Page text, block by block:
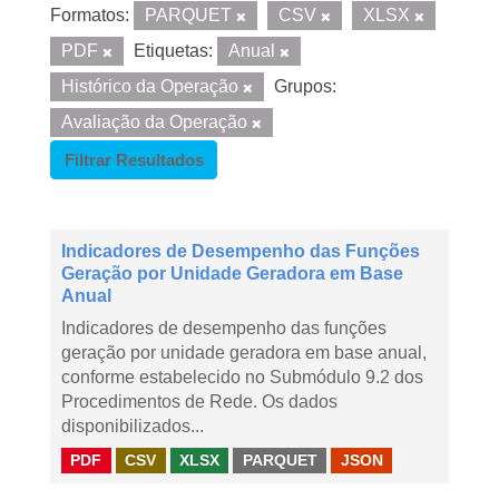
Formatos: PARQUET CSV
XLSX
PDF
Etiquetas:
Anual
Histórico da Operação
Grupos:
Avaliação da Operação
Filtrar Resultados
Indicadores de Desempenho das Funções
Geração por Unidade Geradora em Base
Anual
Indicadores de desempenho das funções
geração por unidade geradora em base anual,
conforme estabelecido no Submódulo 9.2 dos
Procedimentos de Rede. Os dados
disponibilizados...
PDF CSV XLSX PARQUET JSON